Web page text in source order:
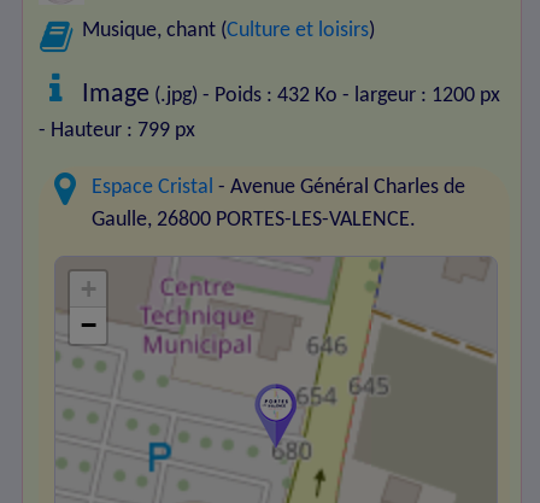
Musique, chant (Culture et loisirs)
Image (.jpg) - Poids : 432 Ko - largeur : 1200 px
- Hauteur : 799 px
Espace Cristal - Avenue Général Charles de
Gaulle, 26800 PORTES-LES-VALENCE.
+
−